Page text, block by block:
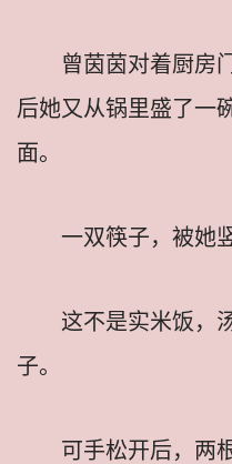
曾茵茵对着厨房
后她又从锅里盛了一
面。
一双筷子，被她
这不是实米饭，
子。
可手松开后，两